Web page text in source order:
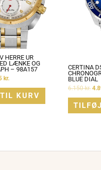
HERRE UR
LÆNKE OG
– 98A157
kr.
KURV
CERTINA
BLUE DIAL
6.150kr.